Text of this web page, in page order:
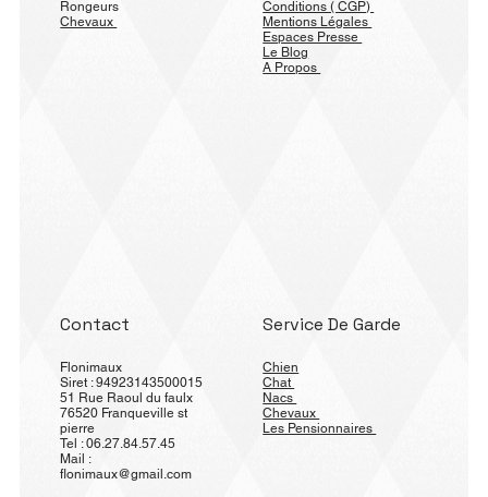
Rongeurs
Chevaux
Conditions ( CGP)
Mentions Légales
Espaces Presse
Le Blog
A Propos
Contact
Flonimaux
Siret : 94923143500015
51 Rue Raoul du faulx
76520 Franqueville st
pierre
Tel : 06.27.84.57.45
Mail :
flonimaux@gmail.com
Service De Garde
Chien
Chat
Nacs
Chevaux
Les Pensionnaires